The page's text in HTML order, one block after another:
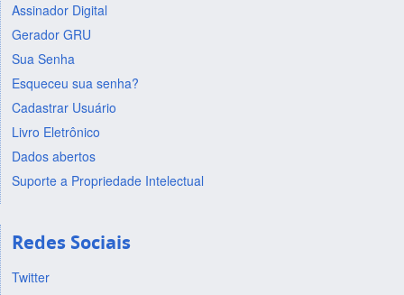
Assinador Digital
Gerador GRU
Sua Senha
Esqueceu sua senha?
Cadastrar Usuário
Livro Eletrônico
Dados abertos
Suporte a Propriedade Intelectual
Redes Sociais
Twitter